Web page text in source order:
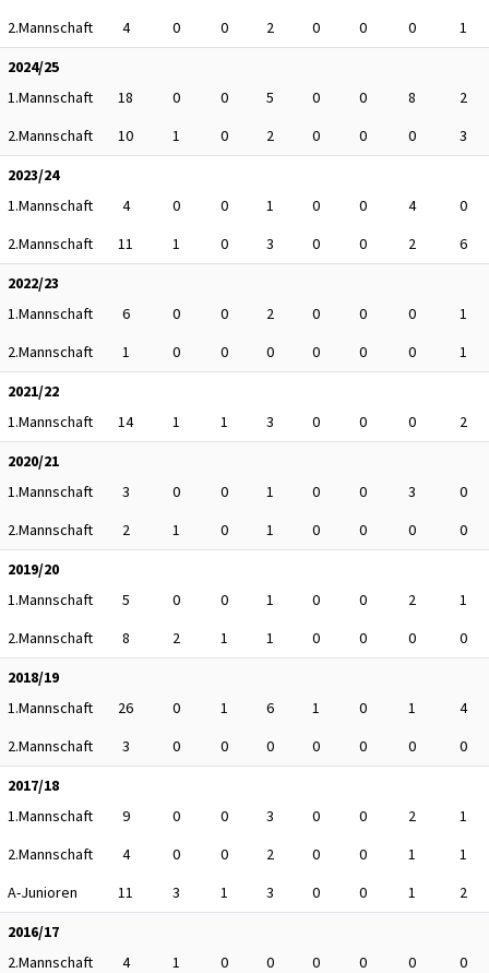
2.Mannschaft
4 0 0 2 0 0 0
1
2024/25
1.Mannschaft
18 0 0 5 0 0 8
2
2.Mannschaft
10 1 0 2 0 0 0
3
2023/24
1.Mannschaft
4 0 0 1 0 0 4
0
2.Mannschaft
11 1 0 3 0 0 2
6
2022/23
1.Mannschaft
6 0 0 2 0 0 0
1
2.Mannschaft
1 0 0 0 0 0 0
1
2021/22
1.Mannschaft
14 1 1 3 0 0 0
2
2020/21
1.Mannschaft
3 0 0 1 0 0 3
0
2.Mannschaft
2 1 0 1 0 0 0
0
2019/20
1.Mannschaft
5 0 0 1 0 0 2
1
2.Mannschaft
8 2 1 1 0 0 0
0
2018/19
1.Mannschaft
26 0 1 6 1 0 1
4
2.Mannschaft
3 0 0 0 0 0 0
0
2017/18
1.Mannschaft
9 0 0 3 0 0 2
1
2.Mannschaft
4 0 0 2 0 0 1
1
A-Junioren
11 3 1 3 0 0 1
2
2016/17
2.Mannschaft
4 1 0 0 0 0 0
0